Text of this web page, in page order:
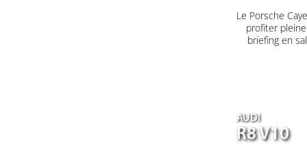
Le Porsche
profiter
briefing en
AUDI
R8 V10